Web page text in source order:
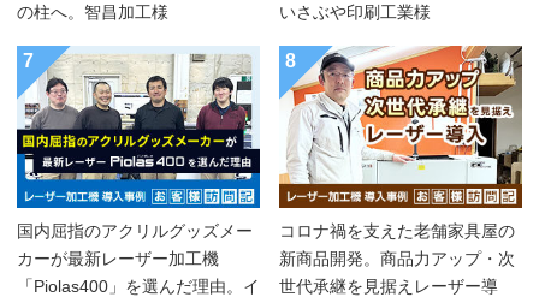
の柱へ。智昌加工様
いさぶや印刷工業様
7
国内屈指のアクリルグッズメー
カーが最新レーザー加工機
「Piolas400」を選んだ理由。イ
8
コロナ禍を支えた老舗家具屋の
新商品開発。商品力アップ・次
世代承継を見据えレーザー導